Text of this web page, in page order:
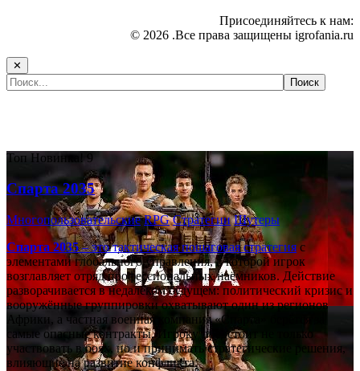
Присоединяйтесь к нам:
© 2026 .Все права защищены igrofania.ru
✕
Топ Новинка! 9
Спарта 2035
Многопользовательские RPG Стратегии Шутеры
Спарта 2035– это тактическаяпошаговая стратегияс
элементами глобального управления, в которой игрок
возглавляет отряд профессиональных наёмников. Действие
разворачивается в недалёком будущем: политический кризис и
вооружённые группировки охватывают один из регионов
Африки, а частная военная компания «Спарта» берётся за
самые опасные контракты. Игроку предстоит не только
участвовать в боях, но и принимать стратегические решения,
влияющие на развитие конфликта.